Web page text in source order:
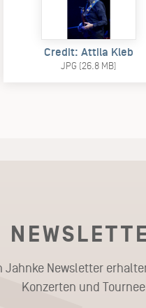
Credit: Attila Kleb
JPG (26.8 MB)
Jahnke Newsletter
Konzerten und